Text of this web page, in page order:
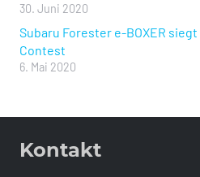
30. Juni 2020
Subaru Forester e-BOXER
Contest
6. Mai 2020
Kontakt